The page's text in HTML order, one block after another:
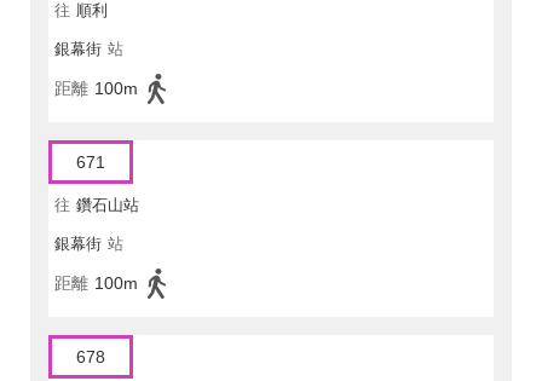
往 順利
銀幕街 站
距離 100m
671
往 鑽石山站
銀幕街 站
距離 100m
678